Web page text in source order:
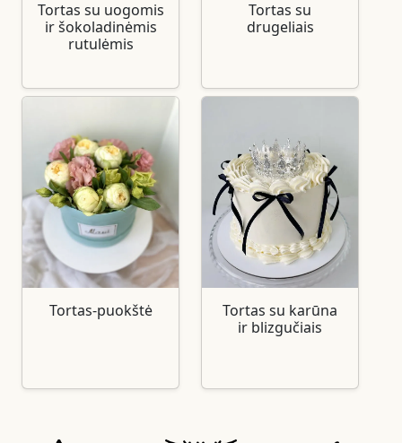
Tortas su uogomis
ir šokoladinėmis
rutulėmis
Tortas su
drugeliais
Tortas-puokštė
Tortas su karūna
ir blizgučiais